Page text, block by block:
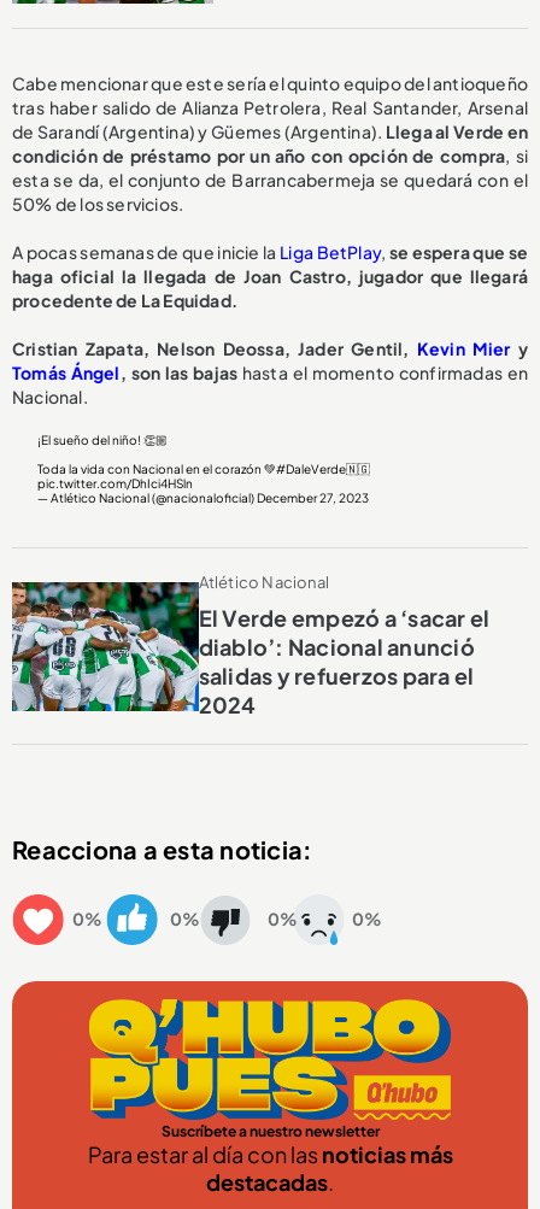
Cabe mencionar que este sería el quinto equipo del antioqueño
tras haber salido de Alianza Petrolera, Real Santander, Arsenal
de Sarandí (Argentina) y Güemes (Argentina). Llega al Verde en
condición de préstamo por un año con opción de compra, si
esta se da, el conjunto de Barrancabermeja se quedará con el
50% de los servicios.
A pocas semanas de que inicie la Liga BetPlay, se espera que se
haga oficial la llegada de Joan Castro, jugador que llegará
procedente de La Equidad.
Cristian Zapata, Nelson Deossa, Jader Gentil, Kevin Mier y
Tomás Ángel, son las bajas hasta el momento confirmadas en
Nacional.
¡El sueño del niño! 👏🏼
Toda la vida con Nacional en el corazón 💚#DaleVerde🇳🇬
pic.twitter.com/DhIci4HSln
— Atlético Nacional (@nacionaloficial) December 27, 2023
Atlético Nacional
El Verde empezó a ‘sacar el
diablo’: Nacional anunció
salidas y refuerzos para el
2024
Reacciona a esta noticia:
0% 0% 0% 0%
Suscríbete a nuestro newsletter
Para estar al día con lasnoticias más
destacadas.